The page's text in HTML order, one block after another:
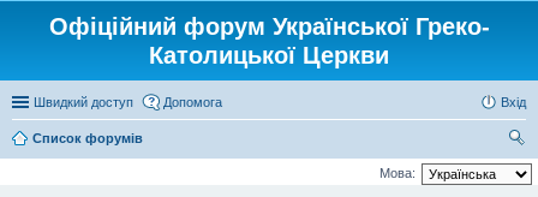
Офіційний форум Української Греко-
Католицької Церкви
Швидкий доступ Допомога Вхід
Список форумів
ош
Мова: